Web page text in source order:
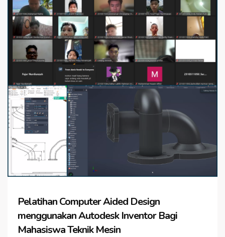
Pelatihan Computer Aided Design
menggunakan Autodesk Inventor Bagi
Mahasiswa Teknik Mesin